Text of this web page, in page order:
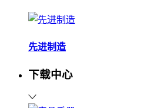
先进制造
下载中心